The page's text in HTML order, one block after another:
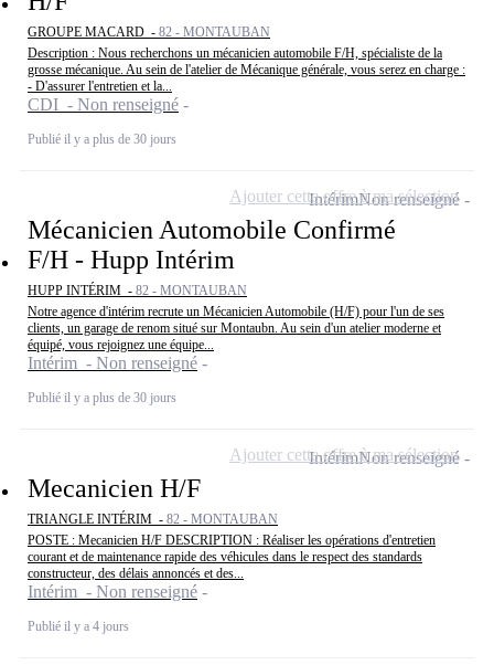
GROUPE MACARD - 82 - MONTAUBAN
Description : Nous recherchons un mécanicien automobile F/H, spécialiste de la
grosse mécanique. Au sein de l'atelier de Mécanique générale, vous serez en charge :
- D'assurer l'entretien et la...
CDI - Non renseigné
Publié il y a plus de 30 jours
Mécanicien Automobile Confirmé
F/H - Hupp Intérim
HUPP INTÉRIM - 82 - MONTAUBAN
Notre agence d'intérim recrute un Mécanicien Automobile (H/F) pour l'un de ses
clients, un garage de renom situé sur Montaubn. Au sein d'un atelier moderne et
équipé, vous rejoignez une équipe...
Intérim - Non renseigné
Publié il y a plus de 30 jours
IntérimNon renseigné
Ajouter cette offre à ma sélection
Mecanicien H/F
TRIANGLE INTÉRIM - 82 - MONTAUBAN
POSTE : Mecanicien H/F DESCRIPTION : Réaliser les opérations d'entretien
courant et de maintenance rapide des véhicules dans le respect des standards
constructeur, des délais annoncés et des...
Intérim - Non renseigné
Publié il y a 4 jours
IntérimNon renseigné
Ajouter cette offre à ma sélection